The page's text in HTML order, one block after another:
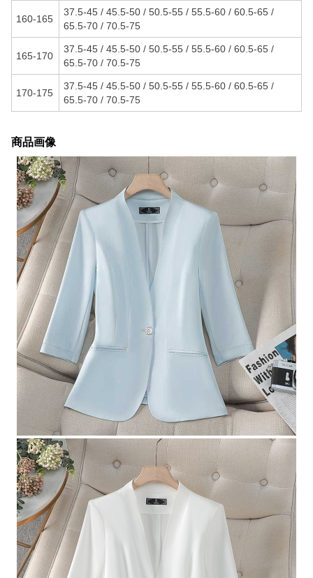
160-165
37.5-45 / 45.5-50 / 50.5-55 / 55.5-60 / 60.5-65 /
65.5-70 / 70.5-75
165-170
37.5-45 / 45.5-50 / 50.5-55 / 55.5-60 / 60.5-65 /
65.5-70 / 70.5-75
170-175
37.5-45 / 45.5-50 / 50.5-55 / 55.5-60 / 60.5-65 /
65.5-70 / 70.5-75
商品画像